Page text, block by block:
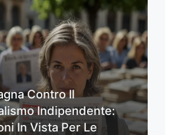
Contro Il
Indipendente:
In Vista Per Le